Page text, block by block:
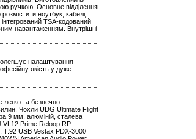
ручкою. Основне відділення
ноутбук, кабелі,
TSA-кодований
навантаженням. Внутрішні
налаштування
якість у дуже
та безпечно
Чохли UDG Ultimate Flight
9 мм, алюміній, сталева
VL12 Prime Reloop RP-
T.92 USB Vestax PDX-3000